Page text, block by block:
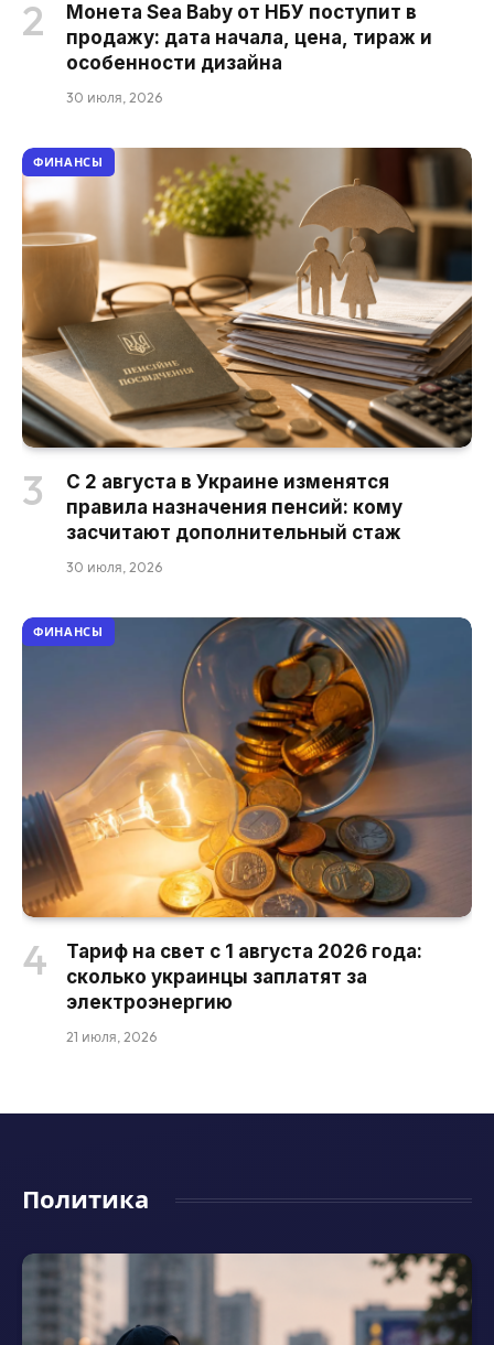
Монета Sea Baby от НБУ поступит в
продажу: дата начала, цена, тираж и
особенности дизайна
30 июля, 2026
ФИНАНСЫ
С 2 августа в Украине изменятся
правила назначения пенсий: кому
засчитают дополнительный стаж
30 июля, 2026
ФИНАНСЫ
Тариф на свет с 1 августа 2026 года:
сколько украинцы заплатят за
электроэнергию
21 июля, 2026
Политика